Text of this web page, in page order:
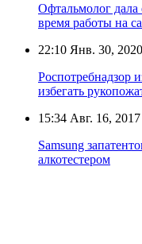
Офтальмолог
время работы на
22:10 Янв. 30, 2020
Роспотребнадзор
избегать
15:34 Авг. 16, 2017
Samsung
алкотестером